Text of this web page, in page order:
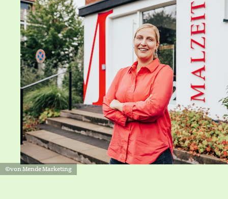
©von Mende Marketing